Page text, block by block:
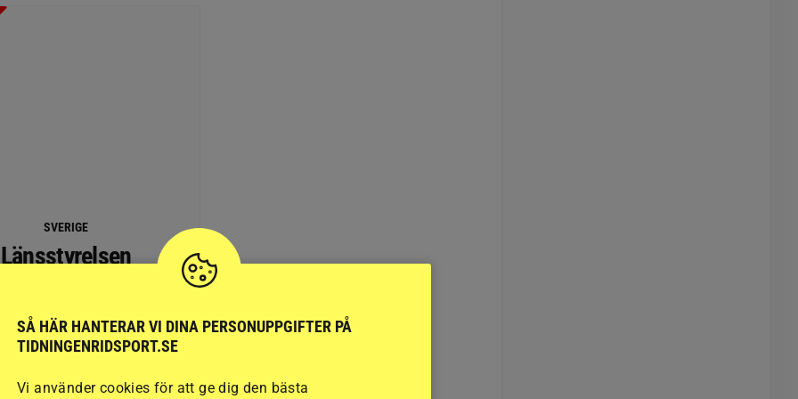
SVERIGE
Länsstyrelsen
med
utgång på häst i
SÅ HÄR HANTERAR VI DINA PERSONUPPGIFTER PÅ
TIDNINGENRIDSPORT.SE
Vi använder cookies för att ge dig den bästa